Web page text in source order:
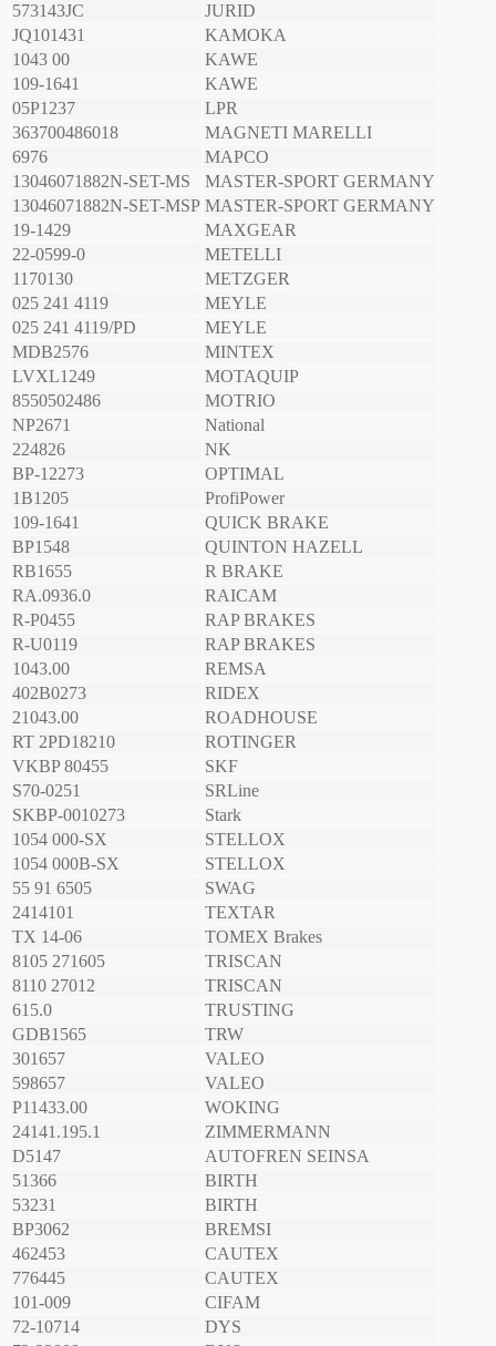
573143JC
JURID
JQ101431
KAMOKA
1043 00
KAWE
109-1641
KAWE
05P1237
LPR
363700486018
MAGNETI MARELLI
6976
MAPCO
13046071882N-SET-MS
MASTER-SPORT GERMANY
13046071882N-SET-MSP MASTER-SPORT GERMANY
19-1429
MAXGEAR
22-0599-0
METELLI
1170130
METZGER
025 241 4119
MEYLE
025 241 4119/PD
MEYLE
MDB2576
MINTEX
LVXL1249
MOTAQUIP
8550502486
MOTRIO
NP2671
National
224826
NK
BP-12273
OPTIMAL
1B1205
ProfiPower
109-1641
QUICK BRAKE
BP1548
QUINTON HAZELL
RB1655
R BRAKE
RA.0936.0
RAICAM
R-P0455
RAP BRAKES
R-U0119
RAP BRAKES
1043.00
REMSA
402B0273
RIDEX
21043.00
ROADHOUSE
RT 2PD18210
ROTINGER
VKBP 80455
SKF
S70-0251
SRLine
SKBP-0010273
Stark
1054 000-SX
STELLOX
1054 000B-SX
STELLOX
55 91 6505
SWAG
2414101
TEXTAR
TX 14-06
TOMEX Brakes
8105 271605
TRISCAN
8110 27012
TRISCAN
615.0
TRUSTING
GDB1565
TRW
301657
VALEO
598657
VALEO
P11433.00
WOKING
24141.195.1
ZIMMERMANN
D5147
AUTOFREN SEINSA
51366
BIRTH
53231
BIRTH
BP3062
BREMSI
462453
CAUTEX
776445
CAUTEX
101-009
CIFAM
72-10714
DYS